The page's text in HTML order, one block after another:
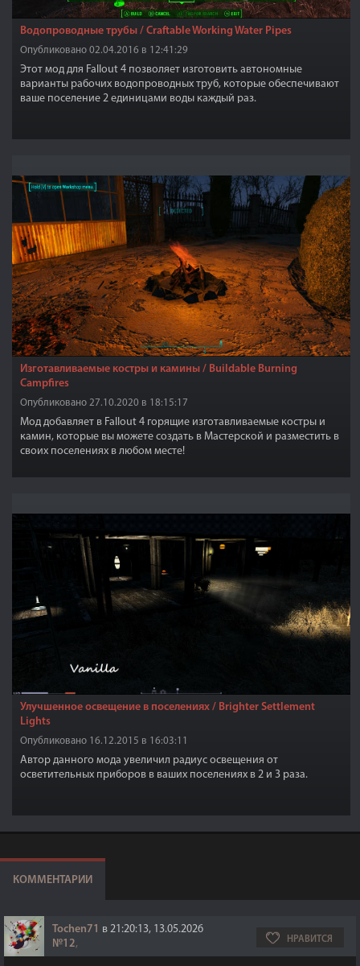
Водопроводные трубы / Craftable Working Water Pipes
Опубликовано 02.04.2016 в 12:41:29
Этот мод для Fallout 4 позволяет изготовить автономные
варианты рабочих водопроводных труб, которые обеспечивают
ваше поселение 2 единицами воды каждый раз.
Изготавливаемые костры и камины / Buildable Burning
Campfires
Опубликовано 27.10.2020 в 18:15:17
Мод добавляет в Fallout 4 горящие изготавливаемые костры и
камин, которые вы можете создать в Мастерской и разместить в
своих поселениях в любом месте!
Улучшенное освещение в поселениях / Brighter Settlement
Lights
Опубликовано 16.12.2015 в 16:03:11
Автор данного мода увеличил радиус освещения от
осветительных приборов в ваших поселениях в 2 и 3 раза.
КОММЕНТАРИИ
Tochen71 в 21:20:13, 13.05.2026
№12, НРАВИТСЯ